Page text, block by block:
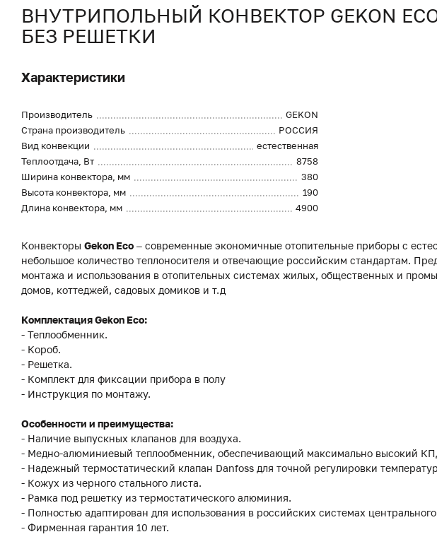
ВНУТРИПОЛЬНЫЙ КОНВЕКТОР GEKON
БЕЗ РЕШЕТКИ
Характеристики
Производитель
GEKON
Страна производитель
РОССИЯ
Вид конвекции
естественная
Теплоотдача, Вт
8758
Ширина конвектора, мм
380
Высота конвектора, мм
190
Длина конвектора, мм
4900
Конвекторы Gekon Eco – современные экономичные отопительные приборы с
небольшое количество теплоносителя и отвечающие российским стандартам.
монтажа и использования в отопительных системах жилых, общественных и
домов, коттеджей, садовых домиков и т.д
Комплектация Gekon Eco:
- Теплообменник.
- Короб.
- Решетка.
- Комплект для фиксации прибора в полу
- Инструкция по монтажу.
Особенности и преимущества:
- Наличие выпускных клапанов для воздуха.
- Медно-алюминиевый теплообменник, обеспечивающий максимально высокий
- Надежный термостатический клапан Danfoss для точной регулировки
- Кожух из черного стального листа.
- Рамка под решетку из термостатического алюминия.
- Полностью адаптирован для использования в российских системах
- Фирменная гарантия 10 лет.